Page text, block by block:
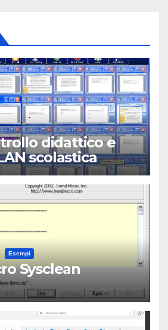
didattico e
scolastica
Esempi
Sysclean